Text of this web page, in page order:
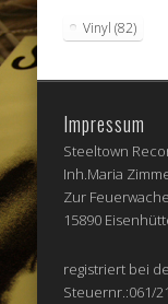
Vinyl (82)
Impressum
Steeltown
Inh.Maria
Zur
15890
registriert bei
Steuernr.:061/